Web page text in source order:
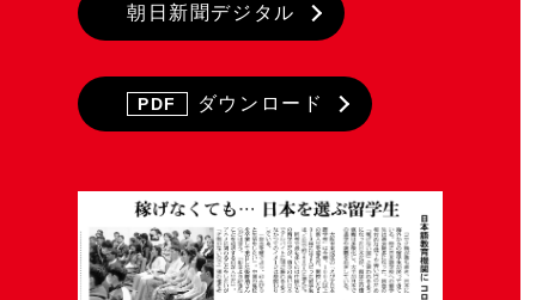
朝日新聞デジタル
PDF ダウンロード